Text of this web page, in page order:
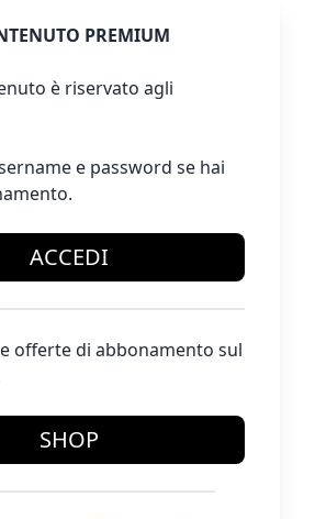
PREMIUM
è riservato agli
e password se hai
ACCEDI
offerte di abbonamento sul
SHOP